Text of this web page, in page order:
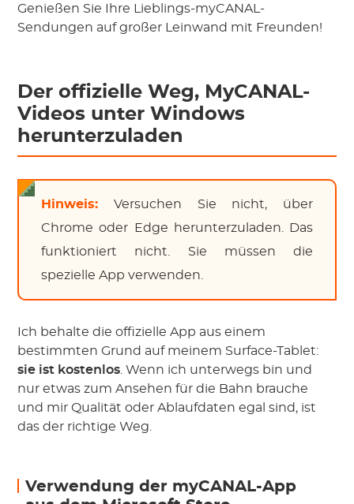
Genießen Sie Ihre Lieblings-myCANAL-
Sendungen auf großer Leinwand mit Freunden!
Der offizielle Weg, MyCANAL-
Videos unter Windows
herunterzuladen
Hinweis: Versuchen Sie nicht, über
Chrome oder Edge herunterzuladen. Das
funktioniert nicht. Sie müssen die
spezielle App verwenden.
Ich behalte die offizielle App aus einem
bestimmten Grund auf meinem Surface-Tablet:
sie ist kostenlos . Wenn ich unterwegs bin und
nur etwas zum Ansehen für die Bahn brauche
und mir Qualität oder Ablaufdaten egal sind, ist
das der richtige Weg.
Verwendung der myCANAL-App